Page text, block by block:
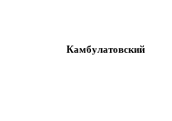
Камбулатовский